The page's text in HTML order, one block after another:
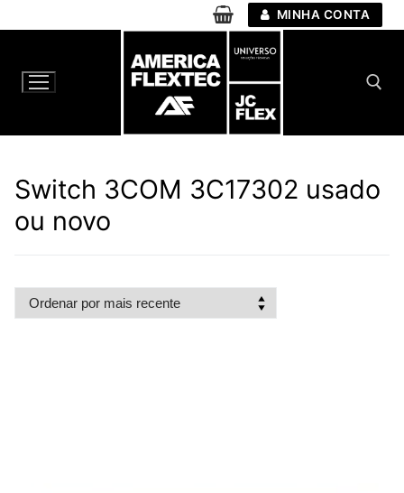
para
conteúdo
MINHA CONTA
Switch 3COM 3C17302 usado
ou novo